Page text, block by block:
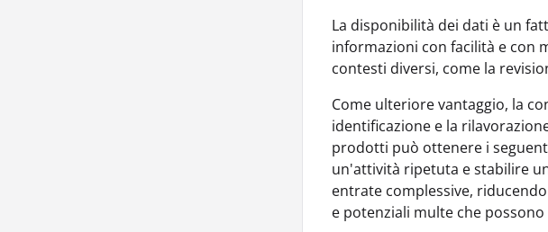
La disponibilità dei dati è un
informazioni con facilità e con
contesti diversi, come la
Come ulteriore vantaggio, la
identificazione e la
prodotti può ottenere i
un'attività ripetuta e stabilire
entrate complessive,
e potenziali multe che